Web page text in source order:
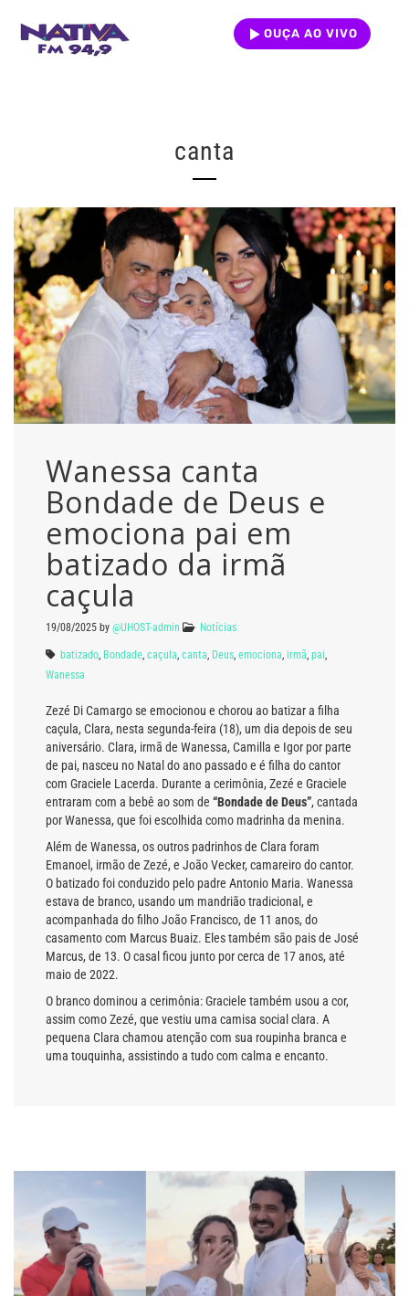
OUÇA AO VIVO
canta
Wanessa canta
Bondade de Deus e
emociona pai em
batizado da irmã
caçula
19/08/2025 by @UHOST-admin Notícias
batizado Bondade caçula canta Deus emociona irmã pai
Wanessa
Zezé Di Camargo se emocionou e chorou ao batizar a filha
caçula, Clara, nesta segunda-feira (18), um dia depois de seu
aniversário. Clara, irmã de Wanessa, Camilla e Igor por parte
de pai, nasceu no Natal do ano passado e é filha do cantor
com Graciele Lacerda. Durante a cerimônia, Zezé e Graciele
entraram com a bebê ao som de “Bondade de Deus”, cantada
por Wanessa, que foi escolhida como madrinha da menina.
Além de Wanessa, os outros padrinhos de Clara foram
Emanoel, irmão de Zezé, e João Vecker, camareiro do cantor.
O batizado foi conduzido pelo padre Antonio Maria. Wanessa
estava de branco, usando um mandrião tradicional, e
acompanhada do filho João Francisco, de 11 anos, do
casamento com Marcus Buaiz. Eles também são pais de José
Marcus, de 13. O casal ficou junto por cerca de 17 anos, até
maio de 2022.
O branco dominou a cerimônia: Graciele também usou a cor,
assim como Zezé, que vestiu uma camisa social clara. A
pequena Clara chamou atenção com sua roupinha branca e
uma touquinha, assistindo a tudo com calma e encanto.